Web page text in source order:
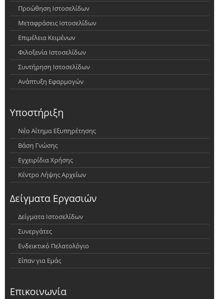
Προώθηση Ιστοσελίδων
Μεταφράσεις Ιστοσελίδων
Επιμέλεια Κειμένων
Φιλοξενία Ιστοσελίδων
Συντήρηση Ιστοσελίδων
Ανάπτυξη Εφαρμογών
Υποστήριξη
Νέο Αίτημα Εξυπηρέτησης
Βάση Γνώσης
Εγχειρίδια Χρήσης
Κέντρο Λήψης Αρχείων
Δείγματα Εργασιών
Δείγματα Ιστοσελίδων
Συνεργάτες
Ενδεικτικό Πελατολόγιο
Είπαν για Εμάς
Επικοινωνία